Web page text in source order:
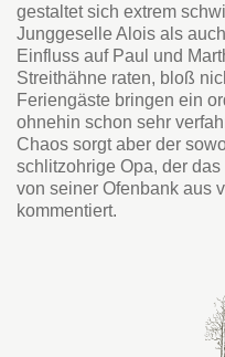
gestaltet sich extrem
Junggeselle Alois als
Einfluss auf Paul und
Streithähne raten, bloß
Feriengäste bringen ein
ohnehin schon sehr
Chaos sorgt aber der
schlitzohrige Opa, der
von seiner Ofenbank aus
kommentiert.